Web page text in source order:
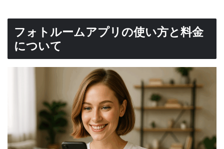
フォトルームアプリの使い方と料金
について